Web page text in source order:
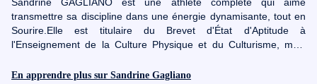
transmettre sa discipline dans une énergie dynamisante, tout en
Sourire.Elle est titulaire du Brevet d'État d'Aptitude à
l'Enseignement de la Culture Physique et du Culturisme, mais
Sportive.Gymnaste de haut niveau, elle présente un palmarès
En apprendre plus sur Sandrine Gagliano